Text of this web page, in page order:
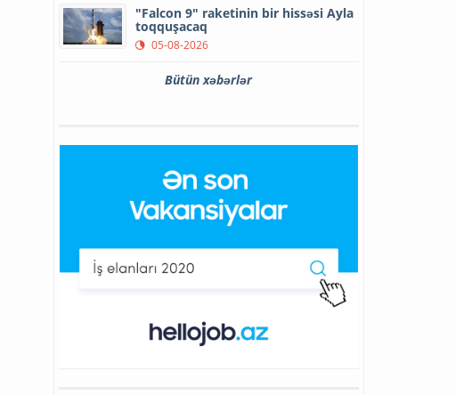
"Falcon 9" raketinin bir hissəsi Ayla
toqquşacaq
05-08-2026
Bütün xəbərlər